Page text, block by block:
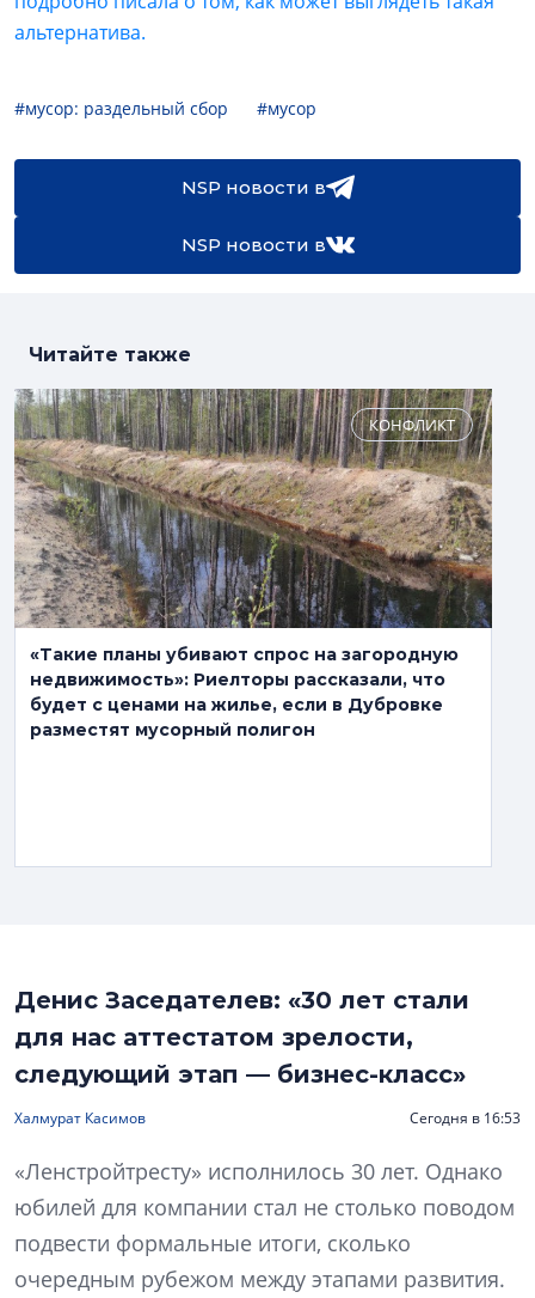
альтернатива.
#мусор: раздельный сбор #мусор
NSP новости в
NSP новости в
Читайте также
КОНФЛИКТ
«Такие планы убивают спрос на загородную
недвижимость»: Риелторы рассказали, что
будет с ценами на жилье, если в Дубровке
разместят мусорный полигон
Денис Заседателев: «30 лет стали
для нас аттестатом зрелости,
следующий этап — бизнес-класс»
Халмурат Касимов Сегодня в 16:53
«Ленстройтресту» исполнилось 30 лет. Однако
юбилей для компании стал не столько поводом
подвести формальные итоги, сколько
очередным рубежом между этапами развития.